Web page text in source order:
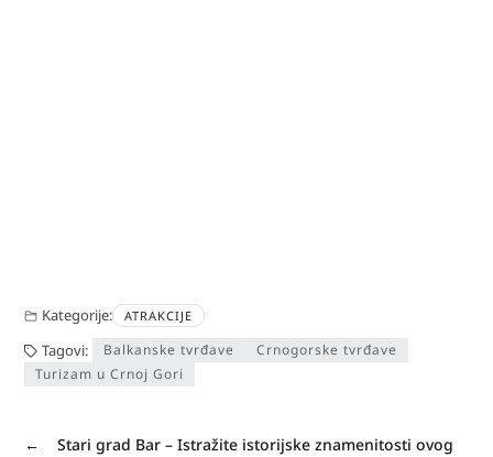
Kategorije: ATRAKCIJE
Tagovi: Balkanske tvrđave
Crnogorske tvrđave
Turizam u Crnoj Gori
←
Stari grad Bar – Istražite istorijske znamenitosti ovog